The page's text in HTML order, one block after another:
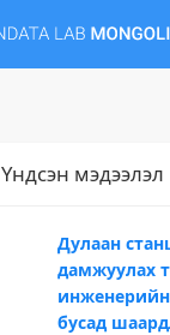
Үндсэн мэдээлэл
Дулаан
дамжуулах
бусад